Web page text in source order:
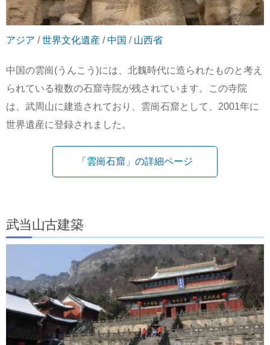
アジア /世界文化遺産 /中国 / 山西省
中国の雲崗(うんこう)には、北魏時代に造られたものと考え
られている複数の石窟寺院が残されています。この寺院
は、武周山に建造されており、雲崗石窟として、2001年に
世界遺産に登録されました。
「雲崗石窟」の詳細ページ
武当山古建築